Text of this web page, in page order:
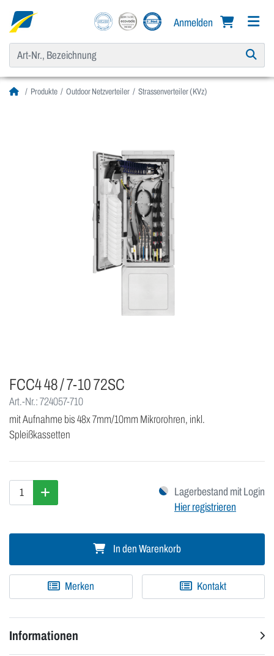
Anmelden
Produkte Outdoor Netzverteiler Strassenverteiler (KVz)
FCC4 48 / 7-10 72SC
Art.-Nr.: 724057-710
mit Aufnahme bis 48x 7mm/10mm Mikrorohren, inkl.
Spleißkassetten
Lagerbestand mit Login
Hier registrieren
In den Warenkorb
Merken Kontakt
Informationen